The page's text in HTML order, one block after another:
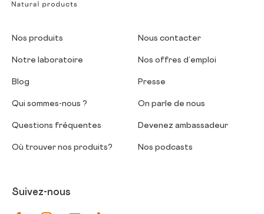
Nos produits
Notre laboratoire
Blog
Qui sommes-nous ?
Questions fréquentes
Où trouver nos produits?
Nous contacter
Nos offres d’emploi
Presse
On parle de nous
Devenez ambassadeur
Nos podcasts
Suivez-nous